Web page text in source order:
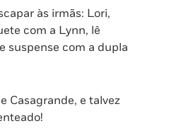
às irmãs: Lori,
com a Lynn, lê
suspense com a dupla
Casagrande, e talvez